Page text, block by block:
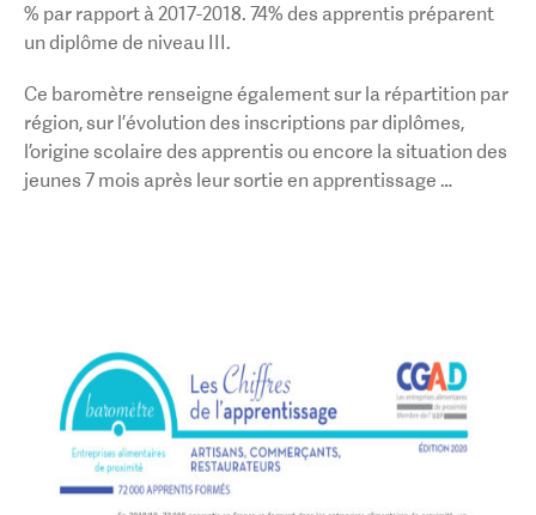
% par rapport à 2017-2018. 74% des apprentis préparent
un diplôme de niveau III.
Ce baromètre renseigne également sur la répartition par
région, sur l’évolution des inscriptions par diplômes,
l’origine scolaire des apprentis ou encore la situation des
jeunes 7 mois après leur sortie en apprentissage …